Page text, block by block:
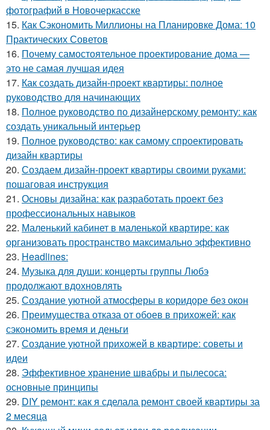
фотографий в Новочеркасске
15. Как Сэкономить Миллионы на Планировке Дома: 10
Практических Советов
16. Почему самостоятельное проектирование дома —
это не самая лучшая идея
17. Как создать дизайн-проект квартиры: полное
руководство для начинающих
18. Полное руководство по дизайнерскому ремонту: как
создать уникальный интерьер
19. Полное руководство: как самому спроектировать
дизайн квартиры
20. Создаем дизайн-проект квартиры своими руками:
пошаговая инструкция
21. Основы дизайна: как разработать проект без
профессиональных навыков
22. Маленький кабинет в маленькой квартире: как
организовать пространство максимально эффективно
23. Headlines:
24. Музыка для души: концерты группы Любэ
продолжают вдохновлять
25. Создание уютной атмосферы в коридоре без окон
26. Преимущества отказа от обоев в прихожей: как
сэкономить время и деньги
27. Создание уютной прихожей в квартире: советы и
идеи
28. Эффективное хранение швабры и пылесоса:
основные принципы
29. DIY ремонт: как я сделала ремонт своей квартиры за
2 месяца